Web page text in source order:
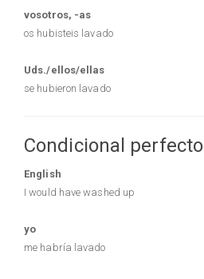
vosotros, -as
os hubisteis lavado
Uds./ellos/ellas
se hubieron lavado
Condicional perfecto
English
I would have washed up
yo
me habría lavado